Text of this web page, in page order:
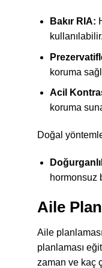
Bakır RIA:
kullanılabilir.
koruma
Acil
koruma
Doğal
hormonsuz
Aile
Aile
planlaması
zaman ve kaç